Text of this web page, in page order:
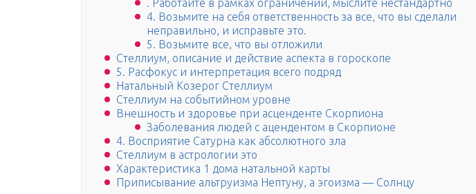
. Работайте в рамках ограничений, мыслите нестандартно
4. Возьмите на себя ответственность за все, что вы сделали
неправильно, и исправьте это.
5. Возьмите все, что вы отложили
Стеллиум, описание и действие аспекта в гороскопе
5. Расфокус и интерпретация всего подряд
Натальный Козерог Стеллиум
Стеллиум на событийном уровне
Внешность и здоровье при асценденте Скорпиона
Заболевания людей с ацендентом в Скорпионе
4. Восприятие Сатурна как абсолютного зла
Стеллиум в астрологии это
Характеристика 1 дома натальной карты
Приписывание альтруизма Нептуну, а эгоизма — Солнцу